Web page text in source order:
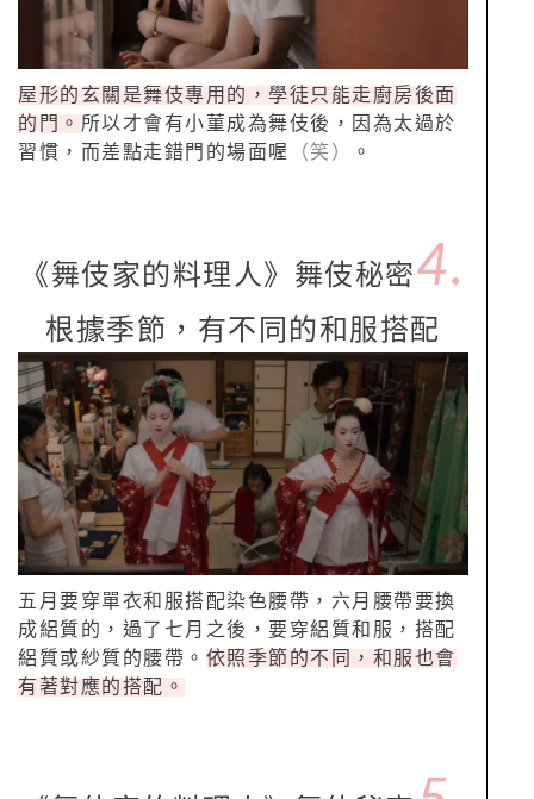
屋形的玄關是舞伎專用的，學徒只能走廚房後面
的門。 所以才會有小菫成為舞伎後，因為太過於
習慣，而差點走錯門的場面喔 （笑） 。
《舞伎家的料理人》舞伎秘密4.
根據季節，有不同的和服搭配
五月要穿單衣和服搭配染色腰帶，六月腰帶要換
成絽質的，過了七月之後，要穿絽質和服，搭配
絽質或紗質的腰帶。 依照季節的不同，和服也會
有著對應的搭配。